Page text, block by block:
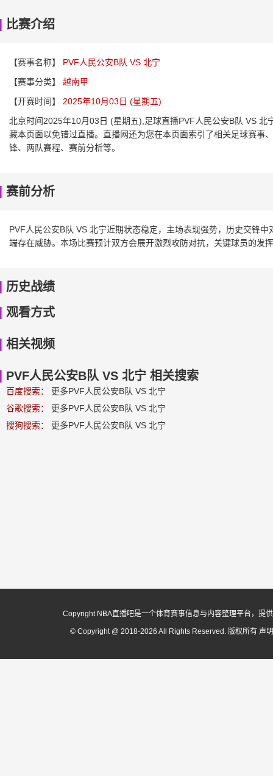
比赛介绍
【赛事名称】
PVF人民公安B队 VS 北宁
【赛事分类】
越南甲
【开赛时间】
2025年10月03日 (星期五)
北京时间2025年10月03日 (星期五),足球直播PVF人民公安B队 VS
藏本页面以免错过直播。直播网还为您在本页面索引了相关足球赛事
锋、两队赛程、赛前分析等。
赛前分析
PVF人民公安B队 VS 北宁近期状态稳定，主场表现强势，历史交锋
端存在威胁。本场比赛预计双方会展开激烈攻防对抗，关键球员的发
历史战绩
观看方式
相关视频
PVF人民公安B队 VS 北宁 相关搜索
百度搜索：
更多PVF人民公安B队 VS 北宁
谷歌搜索：
更多PVF人民公安B队 VS 北宁
搜狗搜索：
更多PVF人民公安B队 VS 北宁
Copyright NBA直播吧是一个体育赛事信息与内容整理平台，提
© Copyright @ 2018-2026 All Rights Reserved. 版权所有 声